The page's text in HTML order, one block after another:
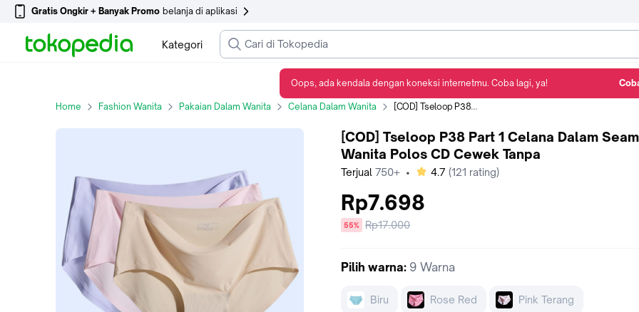
Gratis Ongkir + Banyak Promo belanja di aplikasi
Kategori
Home Fashion Wanita Pakaian Dalam Wanita Celana Dalam Wanita [COD] Tseloop P38 Part 1 Celana Dalam Seamless Wanita Polos CD Cewek Tanpa
[COD] Tseloop P38 Part 1 Celana Dalam
Wanita Polos CD Cewek Tanpa
Terjual 750+ • bintang
4.7 (121 rating)
Rp7.698
diskon
55%
Harga
Rp17.000
Pilih warna: 9 Warna
Biru Rose Red Pink Terang
Oops, ada kendala dengan koneksi internetmu. Coba lagi, ya!